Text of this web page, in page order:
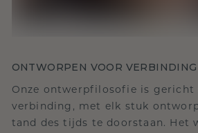
ONTWORPEN VOOR VERBINDING
Onze ontwerpfilosofie is gericht
verbinding, met elk stuk
tand des tijds te doorstaan. Het